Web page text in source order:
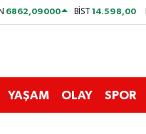
6862,09000 BİST14.598,00
YAŞAM OLAY SPOR